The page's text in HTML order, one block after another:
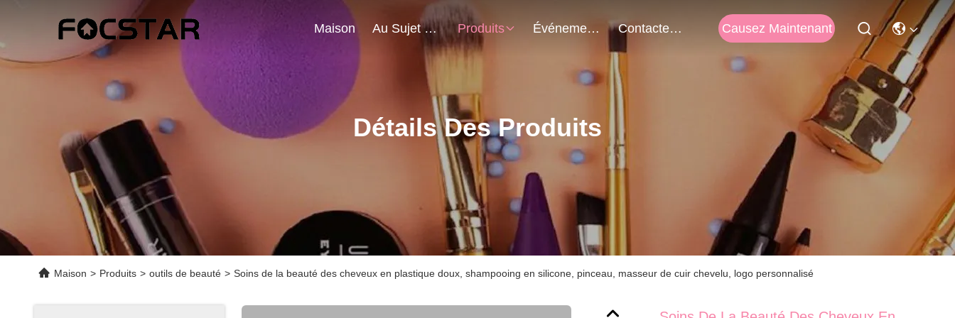
Maison Au Sujet De Nous Produits Événements Contactez-Nous Causez Maintenant
Détails Des Produits
Maison > Produits > outils de beauté > Soins de la beauté des cheveux en plastique doux, shampooing en silicone, pinceau, masseur de cuir chevelu, logo personnalisé